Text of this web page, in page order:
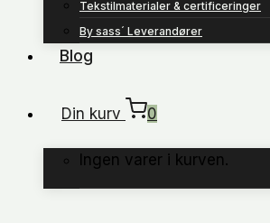
Tekstilmaterialer & certificeringer
By sass´ Leverandører
Blog
Din kurv 0
Ingen varer i kurven.